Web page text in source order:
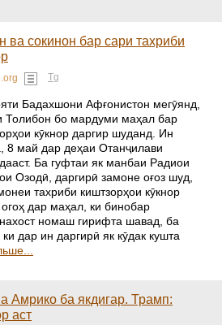
ва сокинон бар сари тахриби
Tg
Бадахшони Афғонистон мегӯянд,
Толибон бо мардуми маҳал бар
кӯкнор даргир шуданд. Ин
8 май дар деҳаи Отанҷилави
Ба гуфтаи як манбаи Радиои
Озодӣ, даргирӣ замоне оғоз шуд,
тахриби киштзорҳои кӯкнор
дар маҳал, ки бинобар
номаш гирифта шавад, ба
дар ин даргирӣ як кӯдак кушта
Амрико ба якдигар. Трамп:
аст